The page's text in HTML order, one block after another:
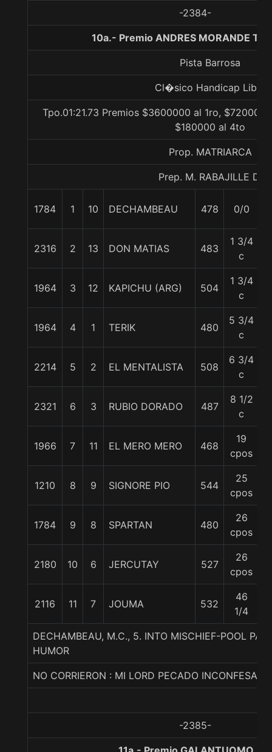
-2384-
10a.- Premio ANDRES MORANDE T.,
Pista Barrosa
Cl�sico Handicap Libre
Tpo.01:21.73 Premios $3600000 al 1ro,
$180000 al 4to
Prop. MATRIARCA
Prep. M. RABAJILLE D.
1784 1 10 DECHAMBEAU 478 0/0
2316 2 13 DON MATIAS 483
1 3/4
c
1964 3 12 KAPICHU (ARG) 504
1 3/4
c
1964 4 1 TERIK 480
5 3/4
c
2214 5 2 EL MENTALISTA 508
6 3/4
c
2321 6 3 RUBIO DORADO 487
8 1/2
c
1966 7 11 EL MERO MERO 468
19
cpos
1210 8 9 SIGNORE PIO 544
25
cpos
1784 9 8 SPARTAN 480
26
cpos
2180 10 6 JERCUTAY 527
26
cpos
2116 11 7 JOUMA 532
46
1/4
DECHAMBEAU, M.C., 5. INTO MISCHIEF-POOL
HUMOR
NO CORRIERON : MI LORD PECADO
-2385-